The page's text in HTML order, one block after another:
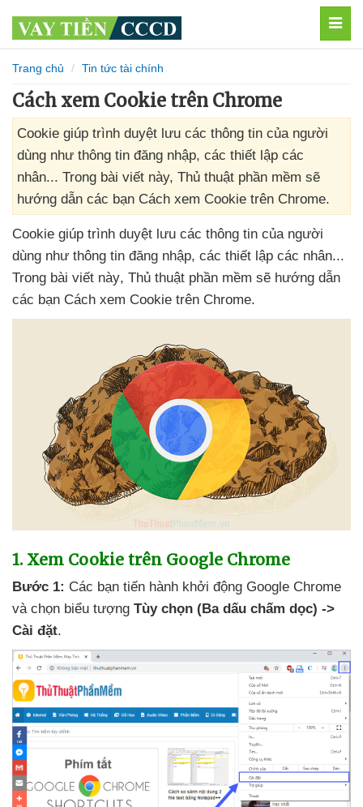
Trang chủ Tin tức tài chính
Cách xem Cookie trên Chrome
Cookie giúp trình duyệt lưu các thông tin của người
dùng như thông tin đăng nhập, các thiết lập các
nhân... Trong bài viết này, Thủ thuật phần mềm sẽ
hướng dẫn các bạn Cách xem Cookie trên Chrome.
Cookie giúp trình duyệt lưu các thông tin của người
dùng như thông tin đăng nhập, các thiết lập các nhân...
Trong bài viết này, Thủ thuật phần mềm sẽ hướng dẫn
các bạn Cách xem Cookie trên Chrome.
1. Xem Cookie trên Google Chrome
Bước 1: Các bạn tiến hành khởi động Google Chrome
và chọn biểu tượng Tùy chọn (Ba dấu chấm dọc) ->
Cài đặt.